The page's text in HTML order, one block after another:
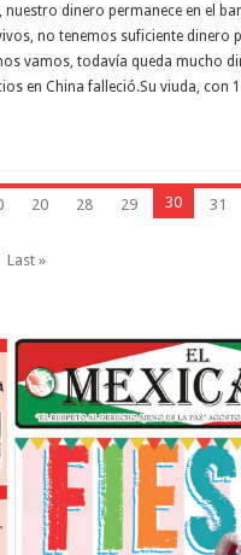
dinero permanece en el
no tenemos suficiente dinero
vamos, todavía queda mucho
en China falleció.Su viuda, con
20 28 29 30 31
Last »